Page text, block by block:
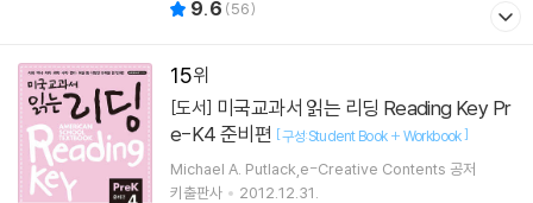
9.6 (56)
15
[도서]
e-K4 준비편 [구성:Student Book + Workbook]
Michael A. Putlack,e-Creative Contents 공저
키출판사
2012.12.31.